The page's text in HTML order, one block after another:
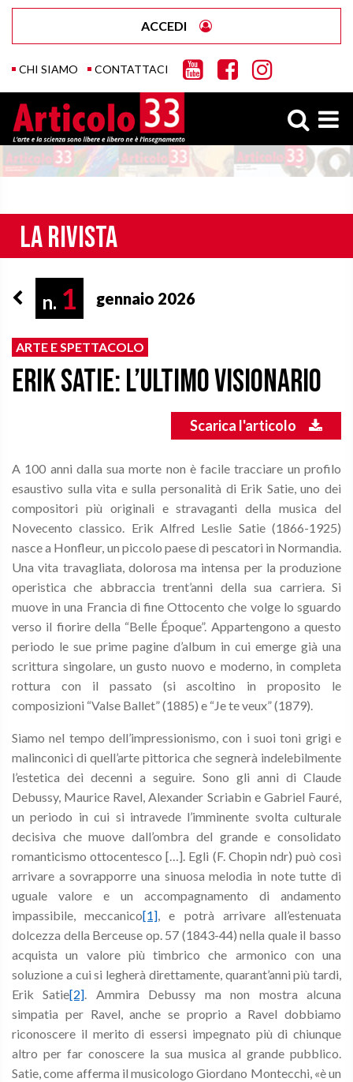
CHI SIAMO CONTATTACI
ACCEDI
La rivista
n. 1 gennaio 2026
ARTE E SPETTACOLO
ERIK SATIE: L’ULTIMO VISIONARIO
Scarica l'articolo
A 100 anni dalla sua morte non è facile tracciare un profilo
esaustivo sulla vita e sulla personalità di Erik Satie, uno dei
compositori più originali e stravaganti della musica del
Novecento classico. Erik Alfred Leslie Satie (1866-1925)
nasce a Honfleur, un piccolo paese di pescatori in Normandia.
Una vita travagliata, dolorosa ma intensa per la produzione
operistica che abbraccia trent’anni della sua carriera. Si
muove in una Francia di fine Ottocento che volge lo sguardo
verso il fiorire della “Belle Époque”. Appartengono a questo
periodo le sue prime pagine d’album in cui emerge già una
scrittura singolare, un gusto nuovo e moderno, in completa
rottura con il passato (si ascoltino in proposito le
composizioni “Valse Ballet” (1885) e “Je te veux” (1879).
Siamo nel tempo dell’impressionismo, con i suoi toni grigi e
malinconici di quell’arte pittorica che segnerà indelebilmente
l’estetica dei decenni a seguire. Sono gli anni di Claude
Debussy, Maurice Ravel, Alexander Scriabin e Gabriel Fauré,
un periodo in cui si intravede l’imminente svolta culturale
decisiva che muove dall’ombra del grande e consolidato
romanticismo ottocentesco […]. Egli (F. Chopin ndr) può così
arrivare a sovrapporre una sinuosa melodia in note tutte di
uguale valore e un accompagnamento di andamento
impassibile, meccanico[1], e potrà arrivare all’estenuata
dolcezza della Berceuse op. 57 (1843-44) nella quale il basso
acquista un valore più timbrico che armonico con una
soluzione a cui si legherà direttamente, quarant’anni più tardi,
Erik Satie[2]. Ammira Debussy ma non mostra alcuna
simpatia per Ravel, anche se proprio a Ravel dobbiamo
riconoscere il merito di essersi impegnato più di chiunque
altro per far conoscere la sua musica al grande pubblico.
Satie, come afferma il musicologo Giordano Montecchi, «è un